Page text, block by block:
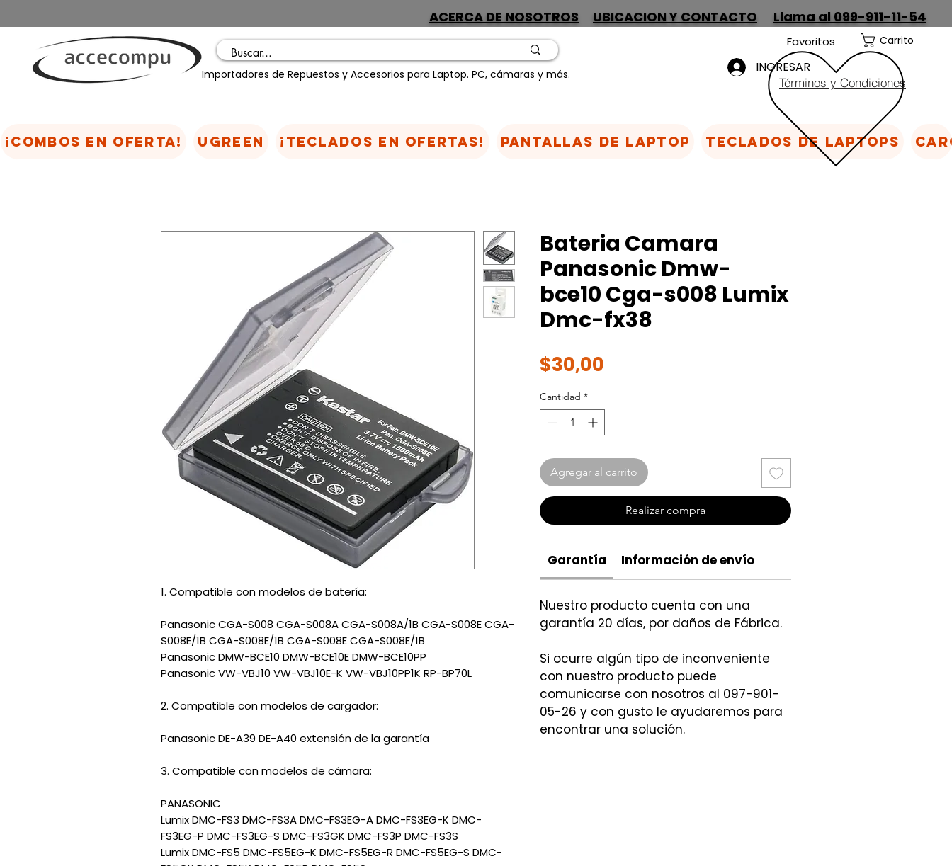
ACERCA DE NOSOTROS UBICACION Y CONTACTO Llama al 099-911-11-54
Importadores de Repuestos y Accesorios para Laptop. PC, cámaras y más.
Favoritos Carrito
Términos y Condiciones
INGRESAR
1. Compatible con modelos de batería:
Panasonic CGA-S008 CGA-S008A CGA-S008A/1B CGA-S008E CGA-
S008E/1B CGA-S008E/1B CGA-S008E CGA-S008E/1B
Panasonic DMW-BCE10 DMW-BCE10E DMW-BCE10PP
Panasonic VW-VBJ10 VW-VBJ10E-K VW-VBJ10PP1K RP-BP70L
2. Compatible con modelos de cargador:
Panasonic DE-A39 DE-A40 extensión de la garantía
3. Compatible con modelos de cámara:
PANASONIC
Lumix DMC-FS3 DMC-FS3A DMC-FS3EG-A DMC-FS3EG-K DMC-
FS3EG-P DMC-FS3EG-S DMC-FS3GK DMC-FS3P DMC-FS3S
Lumix DMC-FS5 DMC-FS5EG-K DMC-FS5EG-R DMC-FS5EG-S DMC-
Bateria Camara
Panasonic Dmw-
bce10 Cga-s008 Lumix
Dmc-fx38
$30,00
Cantidad *
Agregar al carrito
Realizar compra
Garantía Información de envío
Nuestro producto cuenta con una
garantía 20 días, por daños de Fábrica.
Si ocurre algún tipo de inconveniente
con nuestro producto puede
comunicarse con nosotros al 097-901-
05-26 y con gusto le ayudaremos para
encontrar una solución.
¡COMBOS EN OFERTA! UGREEN ¡TECLADOS EN OFERTAS! Pantallas de Laptop Teclados de laptops